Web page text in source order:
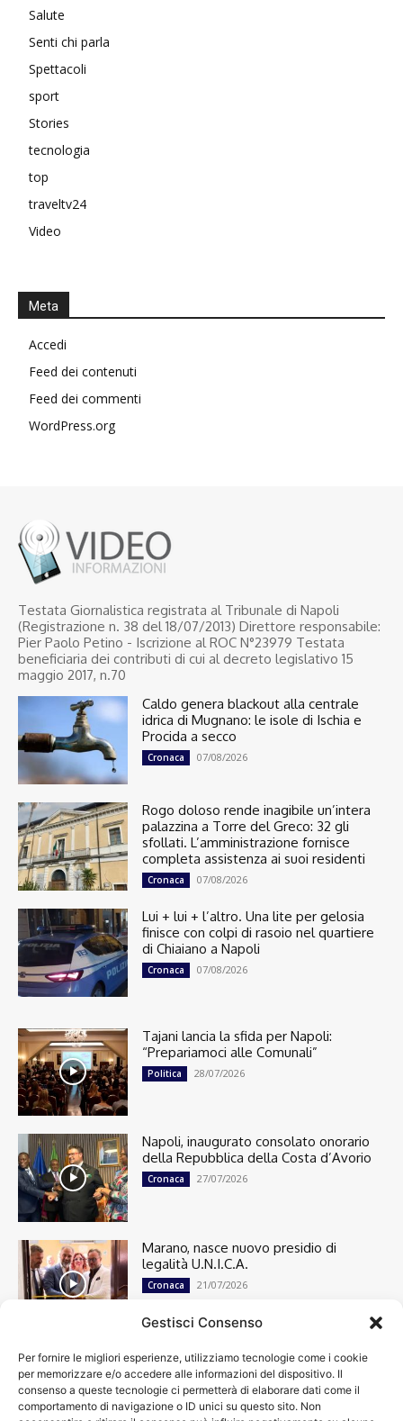
Gestisci Consenso
Per fornire le migliori esperienze, utilizziamo tecnologie come i cookie
per memorizzare e/o accedere alle informazioni del dispositivo. Il
consenso a queste tecnologie ci permetterà di elaborare dati come il
comportamento di navigazione o ID unici su questo sito. Non
Salute
Senti chi parla
Spettacoli
sport
Stories
tecnologia
top
traveltv24
Video
Meta
Accedi
Feed dei contenuti
Feed dei commenti
WordPress.org
Testata Giornalistica registrata al Tribunale di Napoli
(Registrazione n. 38 del 18/07/2013) Direttore responsabile:
Pier Paolo Petino - Iscrizione al ROC N°23979 Testata
beneficiaria dei contributi di cui al decreto legislativo 15
maggio 2017, n.70
Caldo genera blackout alla centrale
idrica di Mugnano: le isole di Ischia e
Procida a secco
Cronaca 07/08/2026
Rogo doloso rende inagibile un’intera
palazzina a Torre del Greco: 32 gli
sfollati. L’amministrazione fornisce
completa assistenza ai suoi residenti
Cronaca 07/08/2026
Lui + lui + l’altro. Una lite per gelosia
finisce con colpi di rasoio nel quartiere
di Chiaiano a Napoli
Cronaca 07/08/2026
Tajani lancia la sfida per Napoli:
“Prepariamoci alle Comunali”
Politica 28/07/2026
Napoli, inaugurato consolato onorario
della Repubblica della Costa d’Avorio
Cronaca 27/07/2026
Marano, nasce nuovo presidio di
legalità U.N.I.C.A.
Cronaca 21/07/2026
Cronaca
13498
Attualità
7303
top